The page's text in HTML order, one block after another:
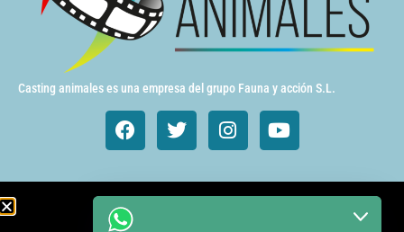
Casting animales es una empresa del grupo Fauna y acción S.L.
Animales de cine y TV